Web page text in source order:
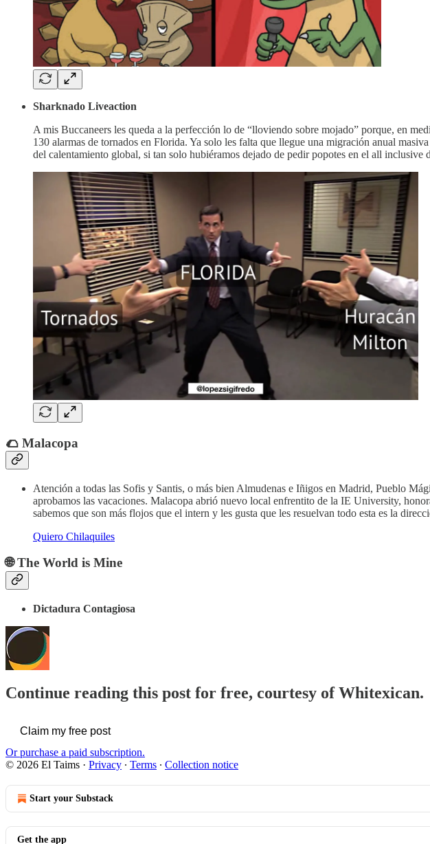
Sharknado Liveaction
A mis Buccaneers les queda a la perfección lo de “lloviendo sobre mojado” porque, en
130 alarmas de tornados en Florida. Ya solo les falta que llegue una migración anual
del calentamiento global, si tan solo hubiéramos dejado de pedir popotes en el all
🌮 Malacopa
Atención a todas las Sofis y Santis, o más bien Almudenas e Iñigos en Madrid, Pueblo
aprobamos las vacaciones. Malacopa abrió nuevo local enfrentito de la IE University,
sabemos que son más flojos que el intern y les gusta que les resuelvan todo esta es la
Quiero Chilaquiles
🌐 The World is Mine
Dictadura Contagiosa
Continue reading this post for free, courtesy of Whitexican.
Claim my free post
Or purchase a paid subscription.
© 2026 El Taims · Privacy ∙ Terms ∙ Collection notice
Start your Substack
Get the app